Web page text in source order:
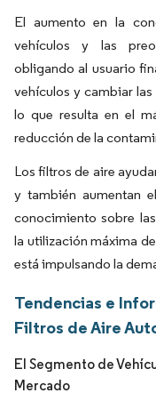
El aumento en la
vehículos y las
obligando al usuario
vehículos y cambiar
lo que resulta en el
reducción de la
Los filtros de aire
y también aumentan
conocimiento sobre
la utilización máxima
está impulsando la
Tendencias e
Filtros de Aire
El Segmento de
Mercado